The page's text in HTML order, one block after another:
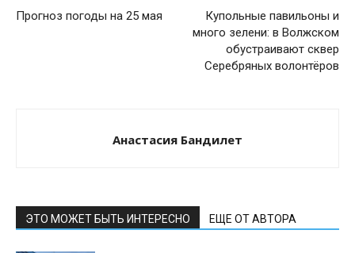
Прогноз погоды на 25 мая
Купольные павильоны и
много зелени: в Волжском
обустраивают сквер
Серебряных волонтёров
Анастасия Бандилет
ЭТО МОЖЕТ БЫТЬ ИНТЕРЕСНО ЕЩЕ ОТ АВТОРА